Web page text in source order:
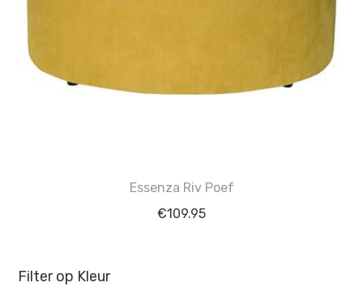
Essenza Riv Poef
€109.95
Filter op Kleur